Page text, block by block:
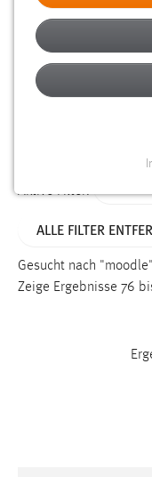
Erstellungsdatum
Alter
Aktive Filter:
ALLE FILTER
Gesucht nach
Zeige Ergebnisse 76
Funktionen und
cookie_consent
Dieser Cookie